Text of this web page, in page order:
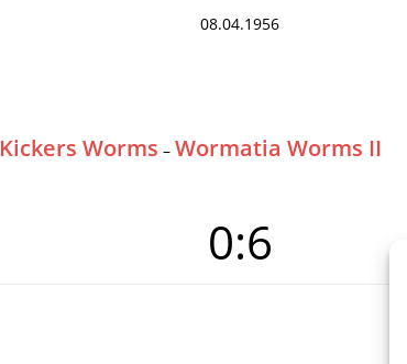
08.04.1956
Kickers Worms – Wormatia Worms II
0:6